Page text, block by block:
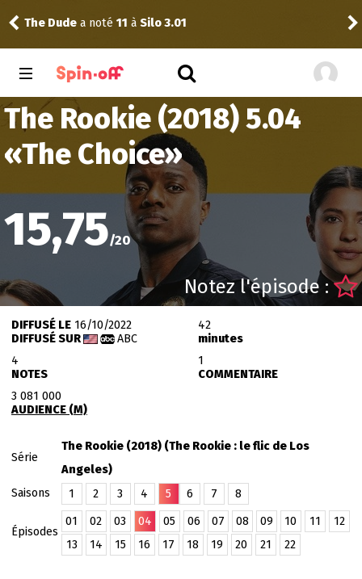
The Dude a noté 11 à Silo 3.01
The Rookie (2018) 5.04
«The Choice»
15,75/20
Notez l'épisode :
DIFFUSÉ LE16/10/2022
DIFFUSÉ SUR
ABC
42
minutes
4
NOTES
1
COMMENTAIRE
3 081 000
AUDIENCE (M)
Série
The Rookie (2018) (The Rookie : le flic de Los
Angeles)
Saisons
1 2 3 4 5 6 7 8
Épisodes
01 02 03 04 05 06 07 08 09 10 11
12
13
14 15 16 17 18 19 20 21 22